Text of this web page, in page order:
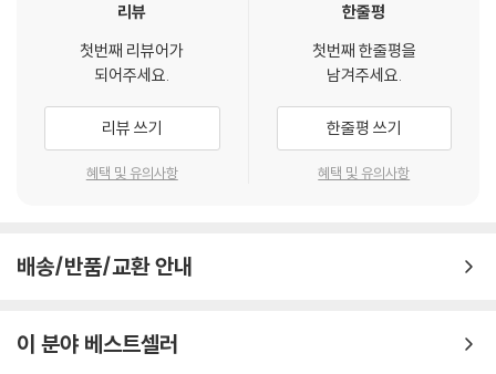
신학(Theology)은 단순히 하나님에 대해 말하는 학문이 아니다. 신학은
화가 인간의 언어로 증언되는 순간이다. AI의 발전은 신학과 설교의 언어
적 구조를 새롭게 재조명하게 한다. AI는 말씀을 대신 전하지 않지만, 신학
자와 설교자가 언어를 더 깊이 다듬고, 더 명료하게 사유하도록 자극한다.
--- p.165
heological Language)을 촉발한다. AI가 계산하는 동안, 신학자는 의미
를 해석하고, AI가 예측하는 동안, 신학자는 진리를 분별한다. AI 시대의 신
in Practice)의 예시를 제시하는 장이다. 즉, AI를 ‘대신 쓰는 도구’가 아니
라, ‘신학적 사유를 촉발시키는 동역자(Companion of Theological Re
flection)’로 다루는 실천 신학적 접근이다.
■ 7장은 AI와 신학적 사유의 관계를 다루면서, AI는 계산하지만 인간은
의미를 분별한다는 사실을 통해 신학이 본질적으로 하나님과의 대화이며
의미를 해석하는 작업임을 보여주는 장이다.
순한 기술이 아니라 묵상과 기도, 그리고 하나님과의 대화로 이어지는 신
■ 결론은 단순한 요약이 아니라, 책 전체의 신학적 메시지를 기도문과 선
이 책은 AI를 단순한 정보 제공 도구가 아니라, 목회자의 신학적 사유와 목
회 역량을 깊게 하는 “목회비서”이자 대화 파트너로 활용하도록 돕는 실제
적인 안내서이다. 특히 프롬프트를 통한 질문과 대화의 과정이 어떻게 신
학적 사고를 훈련하는지 설명하고, 18가지 형식의 실제 예시를 통해 누구
나 단계적으로 익히도록 돕는 점이 매우 뛰어나다. 그러므로 이 책은 AI에
하고 질문하는 신학적 언어이자 영적 훈련으로 깊이 있게 풀어낸 귀한 작
리뷰
첫번째 리뷰어가
되어주세요.
리뷰 쓰기
혜택 및 유의사항
한줄평
첫번째 한줄평을
남겨주세요.
한줄평 쓰기
혜택 및 유의사항
배송/반품/교환 안내
이 분야 베스트셀러